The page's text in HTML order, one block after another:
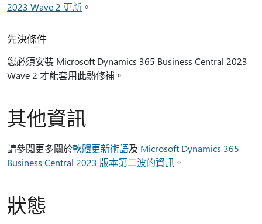
2023 Wave 2 更新 。
先決條件
您必須安裝 Microsoft Dynamics 365 Business Central 2023
Wave 2 才能套用此熱修補。
其他資訊
請參閱更多關於軟體更新術語及 Microsoft Dynamics 365
Business Central 2023 版本第二波的資訊 。
狀態